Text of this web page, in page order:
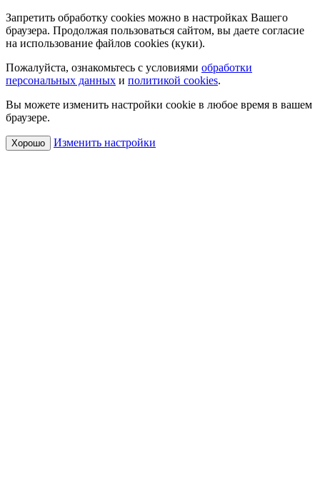
Запретить обработку cookies можно в настройках Вашего
браузера. Продолжая пользоваться сайтом, вы даете согласие
на использование файлов cookies (куки).
Пожалуйста, ознакомьтесь с условиями обработки
персональных данных и политикой cookies.
Вы можете изменить настройки cookie в любое время в вашем
браузере.
Хорошо Изменить настройки